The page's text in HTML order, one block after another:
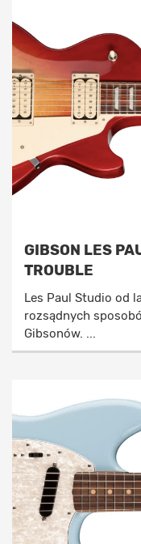
GIBSON LES
TROUBLE
Les Paul Studio od
rozsądnych
Gibsonów. ...